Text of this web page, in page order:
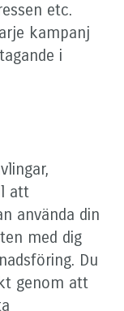
etc.
kampanj
i
att
använda din
med dig
Du
genom att